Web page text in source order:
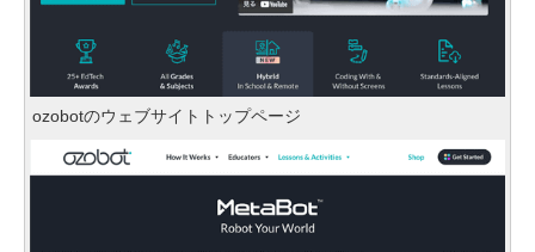
ozobotのウェブサイトトップページ